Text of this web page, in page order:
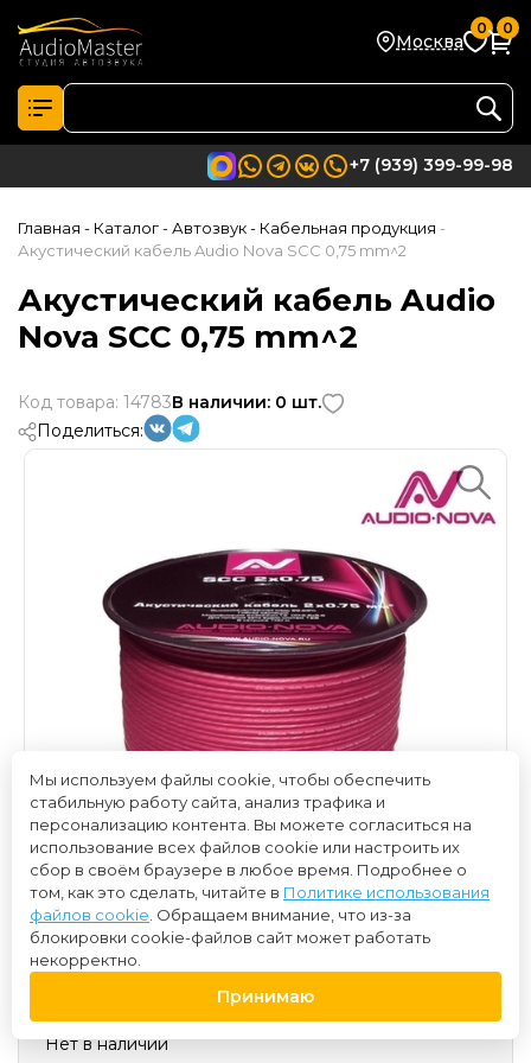
Москва
0 0
+7 (939) 399-99-98
Главная - Каталог- Автозвук- Кабельная продукция -
Акустический кабель Audio Nova SCC 0,75 mm^2
Акустический кабель Audio
Nova SCC 0,75 mm^2
Код товара: 14783В наличии: 0 шт.
Поделиться:
Нет в наличии
Мы используем файлы cookie, чтобы обеспечить
стабильную работу сайта, анализ трафика и
персонализацию контента. Вы можете согласиться на
использование всех файлов cookie или настроить их
сбор в своём браузере в любое время. Подробнее о
том, как это сделать, читайте в Политике использования
файлов cookie . Обращаем внимание, что из-за
блокировки cookie-файлов сайт может работать
некорректно.
Принимаю